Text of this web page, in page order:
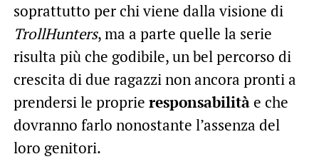
soprattutto per chi viene dalla visione di
TrollHunters, ma a parte quelle la serie
risulta più che godibile, un bel percorso di
crescita di due ragazzi non ancora pronti a
prendersi le proprie responsabilitàe che
dovranno farlo nonostante l’assenza del
loro genitori.